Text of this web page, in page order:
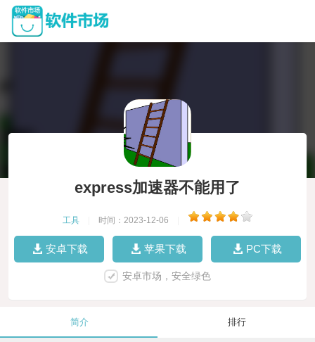
express加速器不能用了
工具 时间：2023-12-06
安卓下载 苹果下载 PC下载
安卓市场，安全绿色
简介 排行